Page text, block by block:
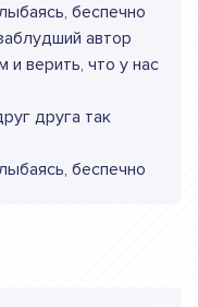
беспечно
автор
верить, что у нас
друга так
беспечно